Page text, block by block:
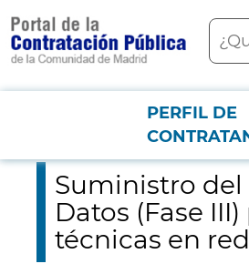
contenido
principal
Menú PCON
PERFIL DE
Suministro del equipamiento
Suministro
Datos (Fase
técnicas en